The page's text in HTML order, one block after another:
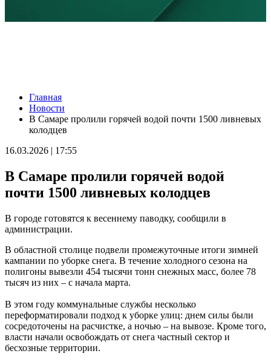
Хрустит и не подгорает: селекционеры ООО "Агростар"
вывели новые сорта картофеля, которые пригодны для
переработки на чипсы и фри
10.08.2026 | 10:00
электричества
Опасная инфекция через обычную рану: как защититься от
10.08.2026 | 09:50
10.08.2026 | 09:39
Народные приметы на 11 августа 2026 года: что нельзя делать
10.08.2026 | 09:23
В Москве продолжает работу фотовыставка о Самаре
10.08.2026 | 09:14
Самарцы 10 августа встали в пробке из-за замены трамвайных
10.08.2026 | 09:01
День гиревого спорта: какие праздники отмечают 10 августа
10.08.2026 | 08:32
Занесло на встречку: в Волжском районе погиб 19-летний
водитель "Калины"
Главная
Новости
В Самаре пролили горячей водой почти 1500 ливневых
колодцев
16.03.2026 | 17:55
В Самаре пролили горячей водой
почти 1500 ливневых колодцев
В городе готовятся к весеннему паводку, сообщили в
администрации.
В областной столице подвели промежуточные итоги зимней
кампании по уборке снега. В течение холодного сезона на
полигоны вывезли 454 тысячи тонн снежных масс, более 78
тысяч из них – с начала марта.
В этом году коммунальные службы несколько
переформатировали подход к уборке улиц: днем силы были
сосредоточены на расчистке, а ночью – на вывозе. Кроме того,
власти начали освобождать от снега частный сектор и
бесхозные территории.